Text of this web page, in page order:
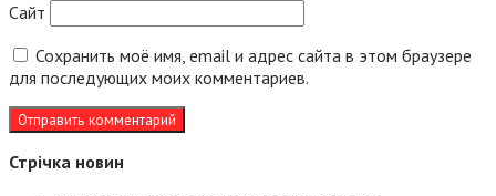
Сайт
Сохранить моё имя, email и адрес сайта в этом браузере
для последующих моих комментариев.
Стрічка новин